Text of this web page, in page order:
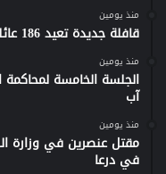
منذ يومين
قافلة جديدة تعيد 186 عائلة من مخيمات الشمال إلى ريف حماة
منذ يومين
آب
منذ يومين
مقتل عنصرين في وزارة
في درعا